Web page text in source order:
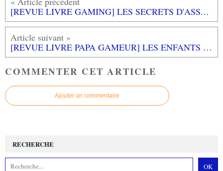
[REVUE LIVRE GAMING] LES SECRETS D'ASSASSIN'S CREED - De 2007 à 2014: l'envol de Thomas MEREUR chez THIRD EDITIONS
[REVUE LIVRE PAPA GAMEUR] LES ENFANTS ET LES ECRANS aux éditions RETZ
COMMENTER CET ARTICLE
Ajouter un commentaire
RECHERCHE